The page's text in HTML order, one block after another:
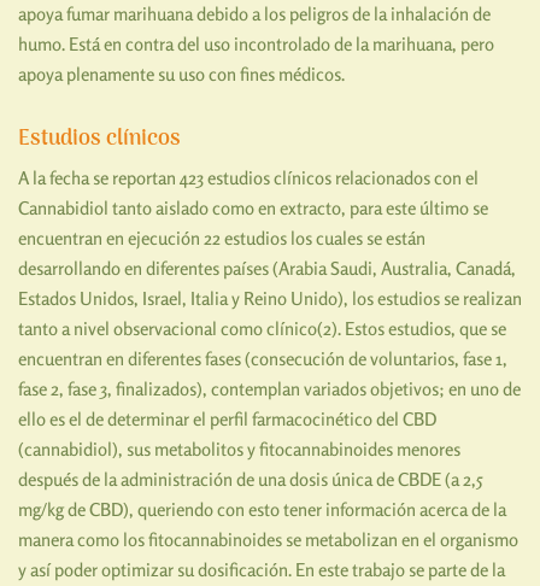
apoya fumar marihuana debido a los peligros de la inhalación de
humo. Está en contra del uso incontrolado de la marihuana, pero
apoya plenamente su uso con fines médicos.
Estudios clínicos
A la fecha se reportan 423 estudios clínicos relacionados con el
Cannabidiol tanto aislado como en extracto, para este último se
encuentran en ejecución 22 estudios los cuales se están
desarrollando en diferentes países (Arabia Saudi, Australia, Canadá,
Estados Unidos, Israel, Italia y Reino Unido), los estudios se realizan
tanto a nivel observacional como clínico(2). Estos estudios, que se
encuentran en diferentes fases (consecución de voluntarios, fase 1,
fase 2, fase 3, finalizados), contemplan variados objetivos; en uno de
ello es el de determinar el perfil farmacocinético del CBD
(cannabidiol), sus metabolitos y fitocannabinoides menores
después de la administración de una dosis única de CBDE (a 2,5
mg/kg de CBD), queriendo con esto tener información acerca de la
manera como los fitocannabinoides se metabolizan en el organismo
y así poder optimizar su dosificación. En este trabajo se parte de la